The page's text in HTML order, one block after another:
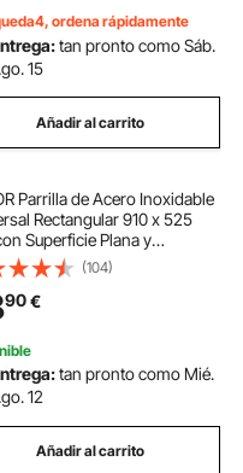
ordena rápidamente
tan pronto como Sáb.
15
Añadir al carrito
Parrilla de Acero Inoxidable
Rectangular 910 x 525
Superficie Plana y
Plancha de Gas para
Utensilios de Cocina
Portátiles con asa, Plata
(104)
90€
tan pronto como Mié.
12
Añadir al carrito